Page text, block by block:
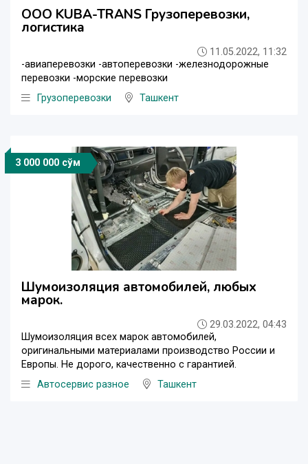
OOO KUBA-TRANS Грузоперевозки,
логистика
11.05.2022, 11:32
-авиаперевозки -автоперевозки -железнодорожные
перевозки -морские перевозки
Грузоперевозки
Ташкент
3 000 000 сўм
Шумоизоляция автомобилей, любых
марок.
29.03.2022, 04:43
Шумоизоляция всех марок автомобилей,
оригинальными материалами производство России и
Европы. Не дорого, качественно с гарантией.
Автосервис разное
Ташкент